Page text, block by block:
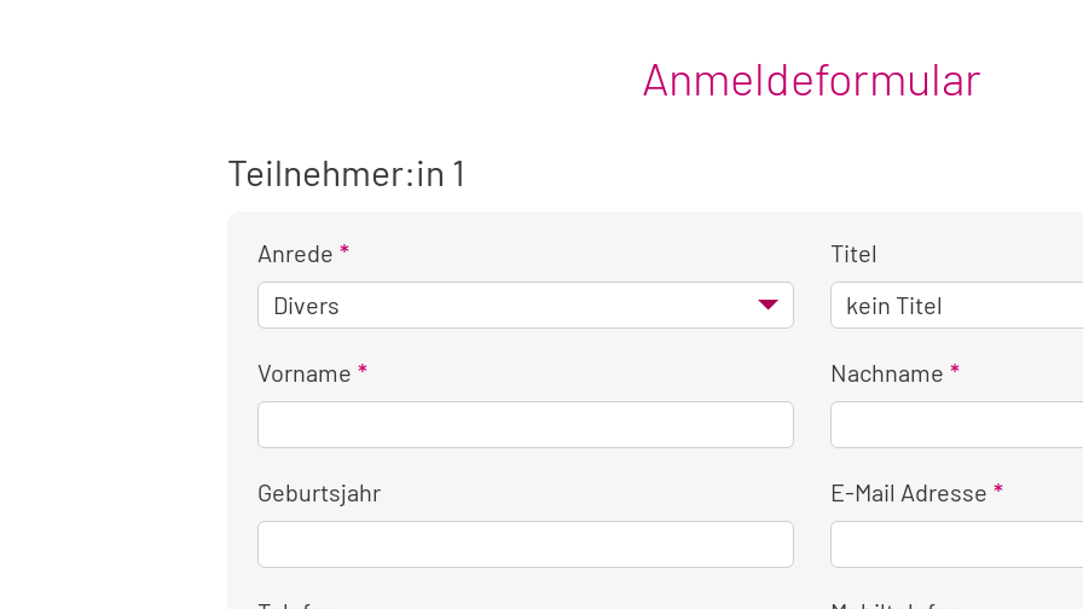
Anmeldeformular
Teilnehmer:in 1
Anrede Titel
Vorname Nachname
Geburtsjahr E-Mail Adresse